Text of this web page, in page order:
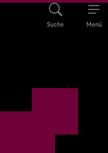
Suche Menü